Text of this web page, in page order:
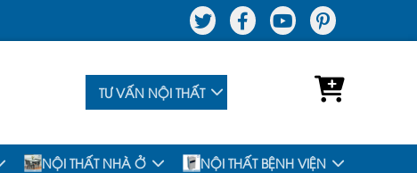
TƯ VẤN NỘI THẤT
NỘI THẤT NHÀ Ở NỘI THẤT BỆNH VIỆN